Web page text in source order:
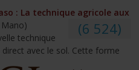
: La technique agricole aux
Mano) (6 524)
technique
avec le sol. Cette forme